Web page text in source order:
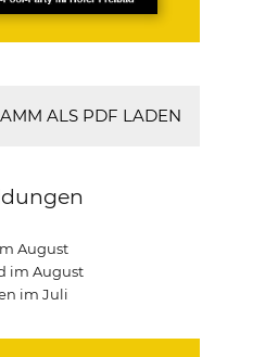
ALS PDF LADEN
August
im August
im Juli